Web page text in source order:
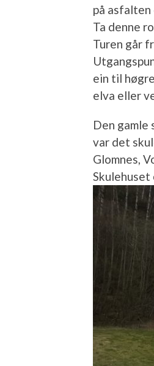
på asfalten
Ta denne
Turen går
ein til
elva eller
Den
var det
Glomnes,